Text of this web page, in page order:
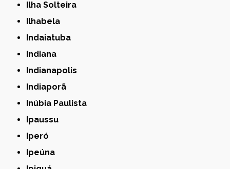
Ilha Solteira
Ilhabela
Indaiatuba
Indiana
Indianapolis
Indiaporã
Inúbia Paulista
Ipaussu
Iperó
Ipeúna